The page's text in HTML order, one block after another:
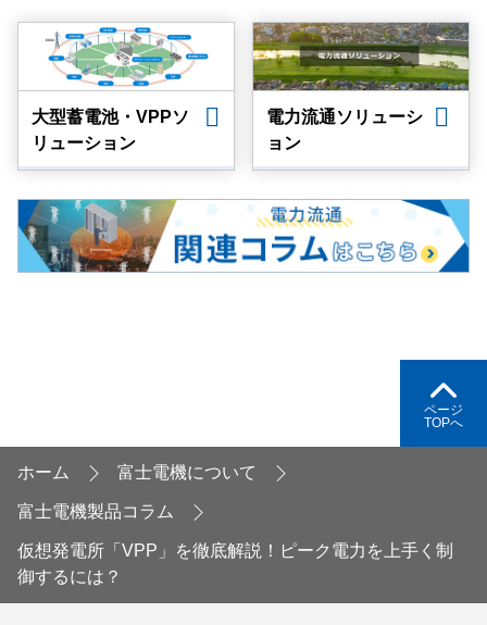
大型蓄電池・VPPソ
リューション
電力流通ソリューシ
ョン
ページ
TOPへ
ホーム 富士電機について
富士電機製品コラム
仮想発電所「VPP」を徹底解説！ピーク電力を上手く制
御するには？